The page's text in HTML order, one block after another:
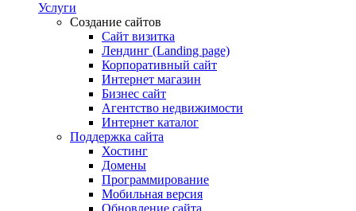
Услуги
Создание сайтов
Сайт визитка
Лендинг (Landing page)
Корпоративный сайт
Интернет магазин
Бизнес сайт
Агентство недвижимости
Интернет каталог
Поддержка сайта
Хостинг
Домены
Программирование
Мобильная версия
Обновление сайта